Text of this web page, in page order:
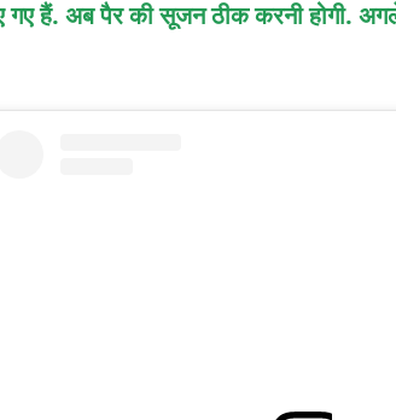
गए हैं. अब पैर की सूजन ठीक करनी होगी.